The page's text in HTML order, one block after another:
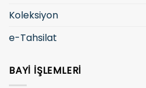
Koleksiyon
e-Tahsilat
BAYI İŞLEMLERI